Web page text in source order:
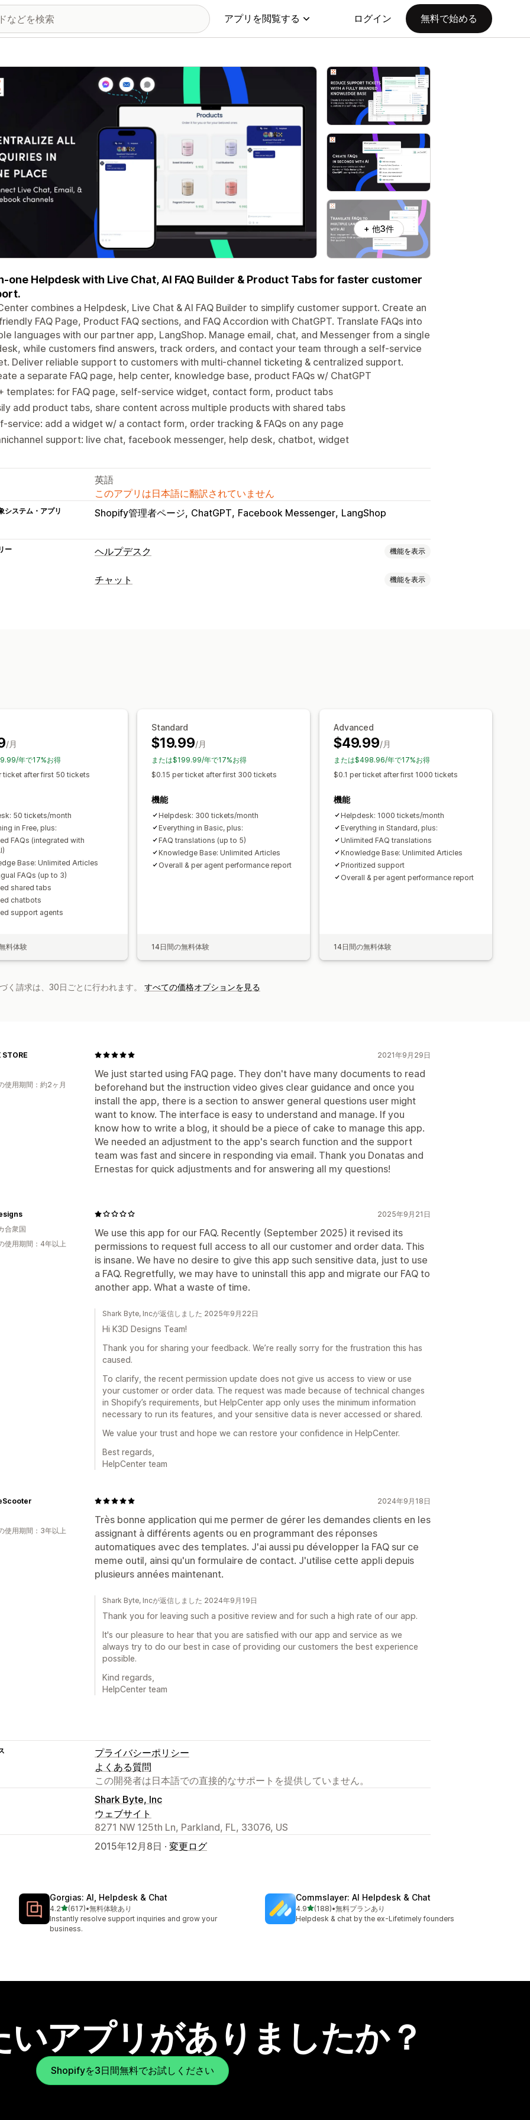
アプリを閲覧する ログイン 無料で始める
画像ギャラリー
+ 他3件
one Helpdesk with Live Chat, AI FAQ Builder & Product Tabs for faster customer
combines a Helpdesk, Live Chat & AI FAQ Builder to simplify customer support. Create an
FAQ Page, Product FAQ sections, and FAQ Accordion with ChatGPT. Translate FAQs into
languages with our partner app, LangShop. Manage email, chat, and Messenger from a single
while customers find answers, track orders, and contact your team through a self-service
Deliver reliable support to customers with multi-channel ticketing & centralized support.
a separate FAQ page, help center, knowledge base, product FAQs w/ ChatGPT
templates: for FAQ page, self-service widget, contact form, product tabs
add product tabs, share content across multiple products with shared tabs
service: add a widget w/ a contact form, order tracking & FAQs on any page
support: live chat, facebook messenger, help desk, chatbot, widget
英語
このアプリは日本語に翻訳されていません
システム・アプリ Shopify管理者ページ ChatGPT Facebook Messenger LangShop
ー ヘルプデスク 機能を表示
チャネル
チャット 機能を表示
チャットウィンドウ
ウェルカムメッセージ
チャットボタン タグ付け
チャットフロー
エージェントのアバター
/月
年で17%お得
ticket after first 50 tickets
50 tickets/month
in Free, plus:
FAQs (integrated with
Base: Unlimited Articles
FAQs (up to 3)
shared tabs
chatbots
support agents
料体験
Standard
$19.99/月
または$199.99/年で17%お得
$0.15 per ticket after first 300 tickets
機能
Helpdesk: 300 tickets/month
Everything in Basic, plus:
FAQ translations (up to 5)
Knowledge Base: Unlimited Articles
Overall & per agent performance report
14日間の無料体験
Advanced
$49.99/月
または$498.96/年で17%お得
$0.1 per ticket after first 1000 tickets
機能
Helpdesk: 1000 tickets/month
Everything in Standard, plus:
Unlimited FAQ translations
Knowledge Base: Unlimited Articles
Prioritized support
Overall & per agent performance report
14日間の無料体験
く請求は、30日ごとに行われます。 すべての価格オプションを見る
2021年9月29日
We just started using FAQ page. They don't have many documents to read
beforehand but the instruction video gives clear guidance and once you
install the app, there is a section to answer general questions user might
want to know. The interface is easy to understand and manage. If you
know how to write a blog, it should be a piece of cake to manage this app.
We needed an adjustment to the app's search function and the support
team was fast and sincere in responding via email. Thank you Donatas and
Ernestas for quick adjustments and for answering all my questions!
STORE
使用期間：約2ヶ月
2025年9月21日
We use this app for our FAQ. Recently (September 2025) it revised its
permissions to request full access to all our customer and order data. This
is insane. We have no desire to give this app such sensitive data, just to use
a FAQ. Regretfully, we may have to uninstall this app and migrate our FAQ to
another app. What a waste of time.
合衆国
使用期間：4年以上
Shark Byte, Incが返信しました 2025年9月22日
Hi K3D Designs Team!
Thank you for sharing your feedback. We’re really sorry for the frustration this has
caused.
To clarify, the recent permission update does not give us access to view or use
your customer or order data. The request was made because of technical changes
in Shopify’s requirements, but HelpCenter app only uses the minimum information
necessary to run its features, and your sensitive data is never accessed or shared.
We value your trust and hope we can restore your confidence in HelpCenter.
Best regards,
HelpCenter team
2024年9月18日
Très bonne application qui me permer de gérer les demandes clients en les
assignant à différents agents ou en programmant des réponses
automatiques avec des templates. J'ai aussi pu développer la FAQ sur ce
meme outil, ainsi qu'un formulaire de contact. J'utilise cette appli depuis
plusieurs années maintenant.
使用期間：3年以上
Shark Byte, Incが返信しました 2024年9月19日
Thank you for leaving such a positive review and for such a high rate of our app.
It's our pleasure to hear that you are satisfied with our app and service as we
always try to do our best in case of providing our customers the best experience
possible.
Kind regards,
HelpCenter team
プライバシーポリシー
よくある質問
この開発者は日本語での直接的なサポートを提供していません。
Shark Byte, Inc
ウェブサイト
8271 NW 125th Ln, Parkland, FL, 33076, US
2015年12月8日 · 変更ログ
Gorgias: AI, Helpdesk & Chat
4.25つ星中
(617)
合計レビュー数：617件
•無料体験あり
Instantly resolve support inquiries and grow your
business.
Commslayer: AI Helpdesk & Chat
4.95つ星中
(188)
合計レビュー数：188件
•無料プランあり
Helpdesk & chat by the ex-Lifetimely founders
アプリがありましたか？
Shopifyを3日間無料でお試しください